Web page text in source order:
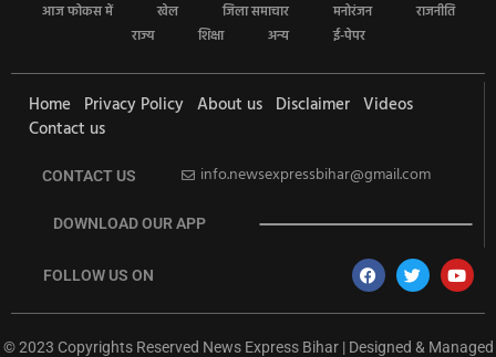
आज फोकस में खेल जिला समाचार मनोरंजन
राजनीति
राज्य
शिक्षा अन्य ई-पेपर
Home Privacy Policy About us Disclaimer Videos
Contact us
CONTACT US info.newsexpressbihar@gmail.com
DOWNLOAD OUR APP
FOLLOW US ON
© 2023 Copyrights Reserved News Express Bihar | Designed & Managed